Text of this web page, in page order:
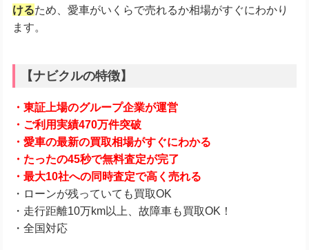
けるため、愛車がいくらで売れるか相場がすぐにわかり
ます。
【ナビクルの特徴】
・東証上場のグループ企業が運営
・ご利用実績470万件突破
・愛車の最新の買取相場がすぐにわかる
・たったの45秒で無料査定が完了
・最大10社への同時査定で高く売れる
・ローンが残っていても買取OK
・走行距離10万km以上、故障車も買取OK！
・全国対応